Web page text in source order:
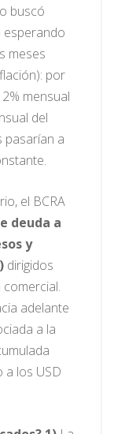
buscó
esperando
meses
por
mensual
del
pasarían a
el BCRA
deuda a
y
dirigidos
adelante
a la
a los USD